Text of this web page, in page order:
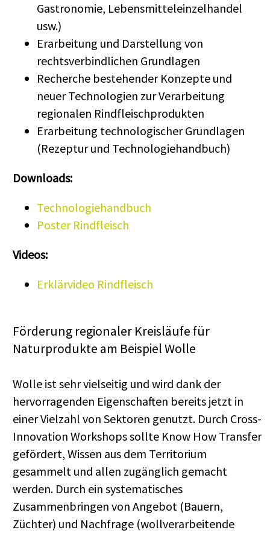
Gastronomie, Lebensmitteleinzelhandel
usw.)
Erarbeitung und Darstellung von
rechtsverbindlichen Grundlagen
Recherche bestehender Konzepte und
neuer Technologien zur Verarbeitung
regionalen Rindfleischprodukten
Erarbeitung technologischer Grundlagen
(Rezeptur und Technologiehandbuch)
Downloads:
Technologiehandbuch
Poster Rindfleisch
Videos:
Erklärvideo Rindfleisch
Förderung regionaler Kreisläufe für
Naturprodukte am Beispiel Wolle
Wolle ist sehr vielseitig und wird dank der
hervorragenden Eigenschaften bereits jetzt in
einer Vielzahl von Sektoren genutzt. Durch Cross-
Innovation Workshops sollte Know How Transfer
gefördert, Wissen aus dem Territorium
gesammelt und allen zugänglich gemacht
werden. Durch ein systematisches
Zusammenbringen von Angebot (Bauern,
Züchter) und Nachfrage (wollverarbeitende